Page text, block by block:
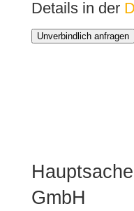
Details in der
Unverbindlich anfragen
GmbH